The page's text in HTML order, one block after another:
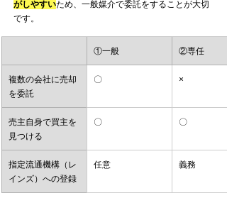
がしやすいため、一般媒介で委託をすることが大切
です。
①一般 ②専任
複数の会社に売却
を委託
〇 ×
売主自身で買主を
見つける
〇 〇
指定流通機構（レ
インズ）への登録
任意 義務